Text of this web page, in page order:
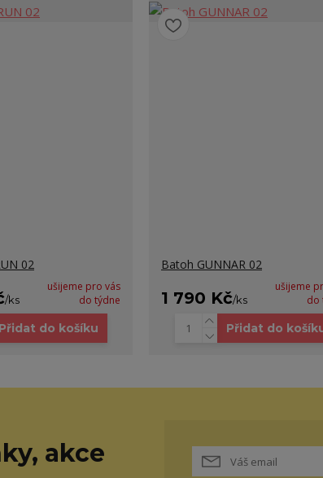
02
/ks
ušijeme pro vás
do týdne
Přidat do košíku
Batoh GUNNAR 02
1 790 Kč/ks
ušijeme
do
Přidat do
akce